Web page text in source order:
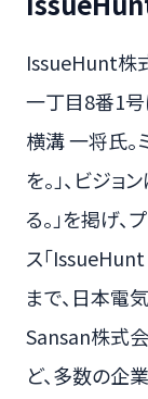
IssueHunt株
一丁目8番1号
横溝 一将氏。
を。」、ビジ
る。」を掲げ
ス「
まで、日本電
Sansan株式
ど、多数の企